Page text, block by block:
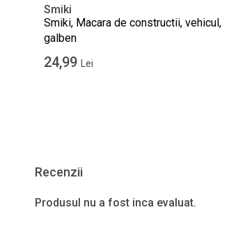
Smiki
Smiki, Macara de constructii, vehicul,
galben
24,99 Lei
Recenzii
Produsul nu a fost inca evaluat.